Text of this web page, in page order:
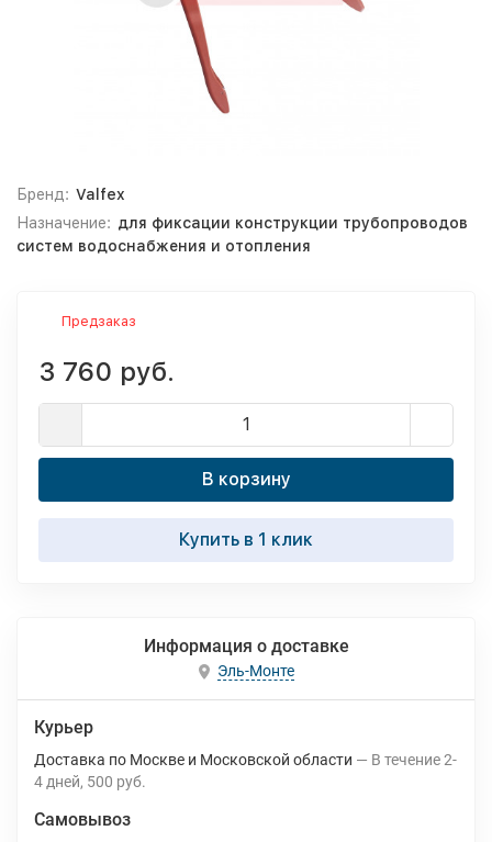
Бренд: Valfex
Назначение: для фиксации конструкции трубопроводов
систем водоснабжения и отопления
Предзаказ
3 760 руб.
В корзину
Купить в 1 клик
Информация о доставке
Эль-Монте
Курьер
Доставка по Москве и Московской области В течение2-
4 дней 500 руб.
Самовывоз